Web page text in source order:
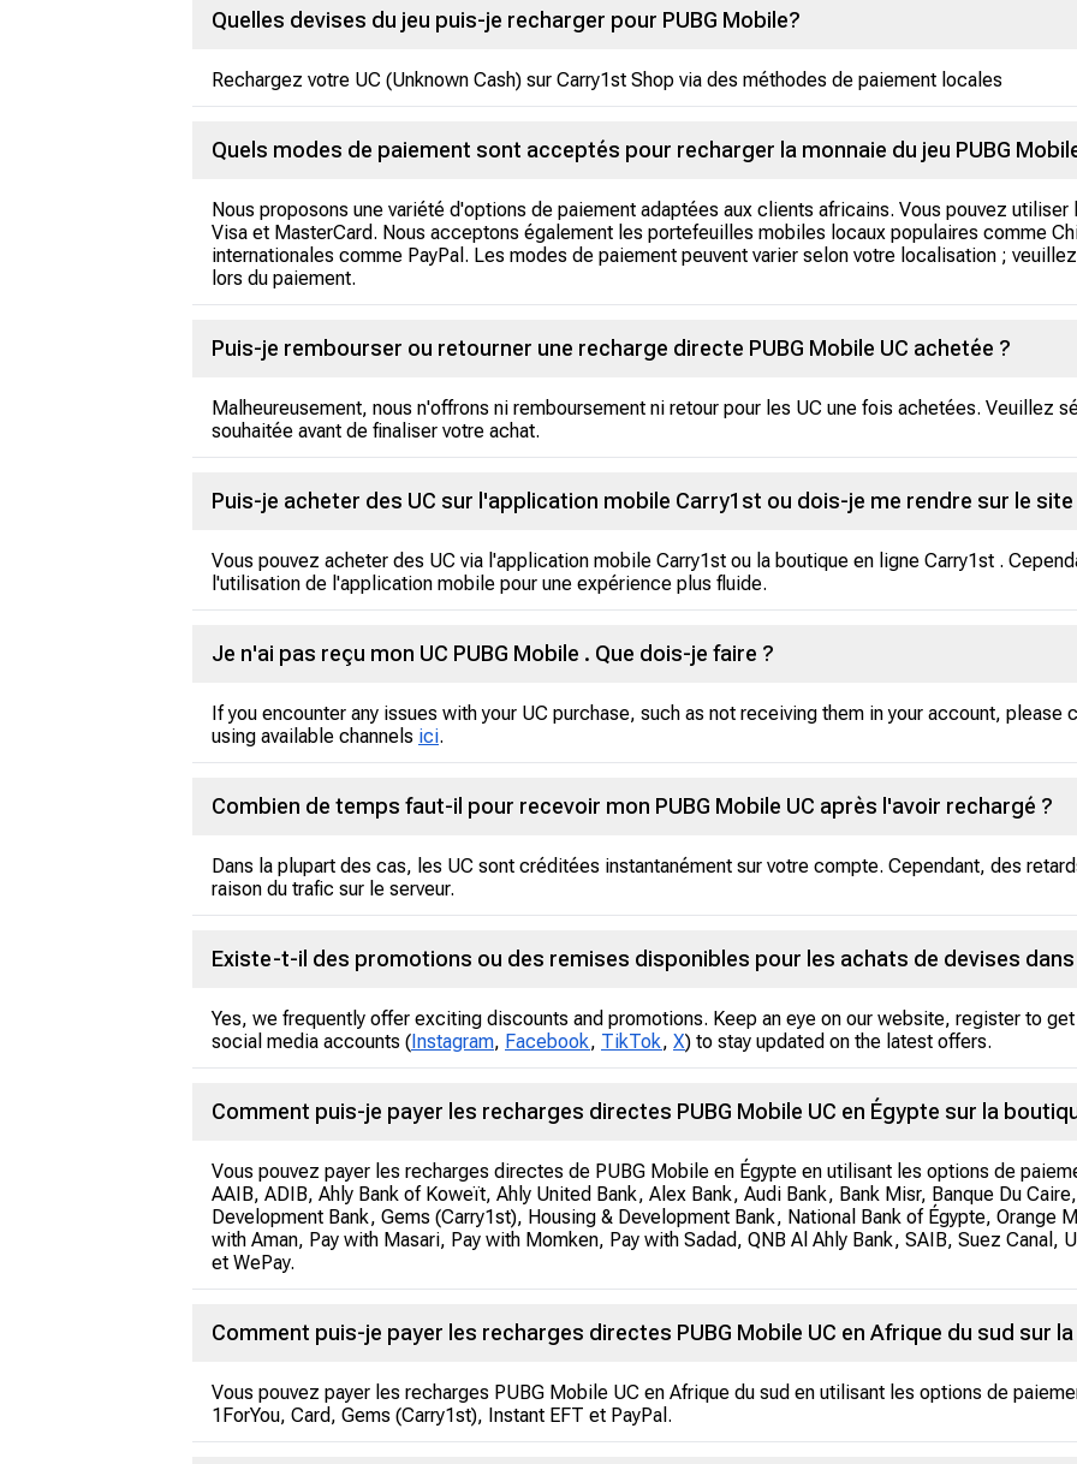
Quelles devises du jeu puis-je recharger pour PUBG Mobile?
Rechargez votre UC (Unknown Cash) sur Carry1st Shop via des méthodes de paiement locales
Quels modes de paiement sont acceptés pour recharger la monnaie du jeu PUBG
Nous proposons une variété d'options de paiement adaptées aux clients africains. Vous pouvez
Visa et MasterCard. Nous acceptons également les portefeuilles mobiles locaux populaires comme
internationales comme PayPal. Les modes de paiement peuvent varier selon votre localisation ;
lors du paiement.
Puis-je rembourser ou retourner une recharge directe PUBG Mobile UC achetée ?
Malheureusement, nous n'offrons ni remboursement ni retour pour les UC une fois achetées. Veuillez
souhaitée avant de finaliser votre achat.
Puis-je acheter des UC sur l'application mobile Carry1st ou dois-je me rendre sur le site
Vous pouvez acheter des UC via l'application mobile Carry1st ou la boutique en ligne Carry1st .
l'utilisation de l'application mobile pour une expérience plus fluide.
Je n'ai pas reçu mon UC PUBG Mobile . Que dois-je faire ?
If you encounter any issues with your UC purchase, such as not receiving them in your account,
using available channels ici.
Combien de temps faut-il pour recevoir mon PUBG Mobile UC après l'avoir rechargé ?
Dans la plupart des cas, les UC sont créditées instantanément sur votre compte. Cependant, des
raison du trafic sur le serveur.
Existe-t-il des promotions ou des remises disponibles pour les achats de devises dans
Yes, we frequently offer exciting discounts and promotions. Keep an eye on our website, register to
social media accounts (Instagram, Facebook, TikTok, X) to stay updated on the latest offers.
Comment puis-je payer les recharges directes PUBG Mobile UC en Égypte sur la
Vous pouvez payer les recharges directes de PUBG Mobile en Égypte en utilisant les options de
AAIB, ADIB, Ahly Bank of Koweït, Ahly United Bank, Alex Bank, Audi Bank, Bank Misr, Banque Du
Development Bank, Gems (Carry1st), Housing & Development Bank, National Bank of Égypte, Orange
with Aman, Pay with Masari, Pay with Momken, Pay with Sadad, QNB Al Ahly Bank, SAIB, Suez Canal,
et WePay.
Comment puis-je payer les recharges directes PUBG Mobile UC en Afrique du sud sur
Vous pouvez payer les recharges PUBG Mobile UC en Afrique du sud en utilisant les options de
1ForYou, Card, Gems (Carry1st), Instant EFT et PayPal.